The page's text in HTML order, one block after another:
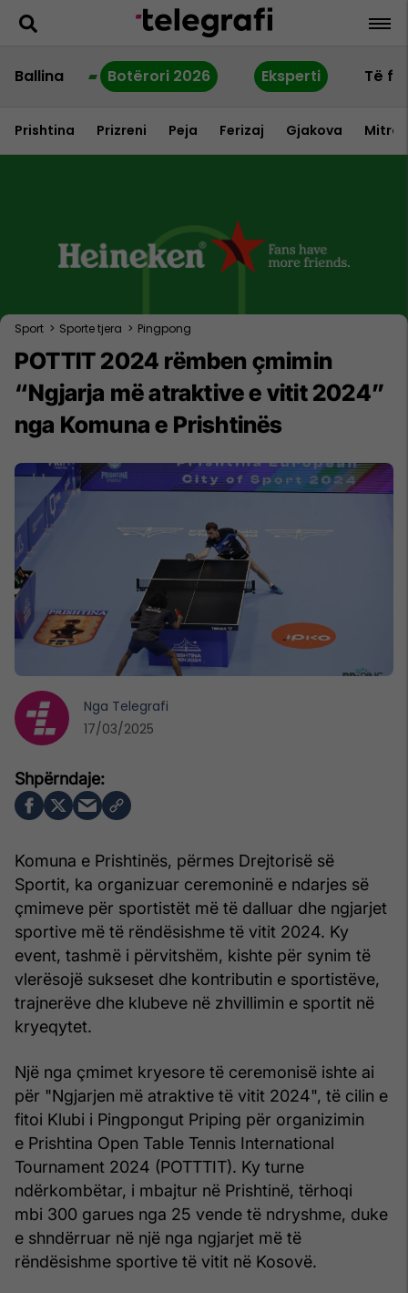
Ballina Botërori 2026 Eksperti Të
Prishtina Prizreni Peja Ferizaj Gjakova
Sport > Sporte tjera > Pingpong
POTTIT 2024 rëmben çmimin
“Ngjarja më atraktive e vitit 2024”
nga Komuna e Prishtinës
Komuna e Prishtinës, përmes Drejtorisë së
Sportit, ka organizuar ceremoninë e ndarjes së
çmimeve për sportistët më të dalluar dhe ngjarjet
sportive më të rëndësishme të vitit 2024. Ky
event, tashmë i përvitshëm, kishte për synim të
vlerësojë sukseset dhe kontributin e sportistëve,
trajnerëve dhe klubeve në zhvillimin e sportit në
kryeqytet.
Një nga çmimet kryesore të ceremonisë ishte ai
për "Ngjarjen më atraktive të vitit 2024", të cilin e
fitoi Klubi i Pingpongut Priping për organizimin
e Prishtina Open Table Tennis International
Tournament 2024 (POTTTIT). Ky turne
ndërkombëtar, i mbajtur në Prishtinë, tërhoqi
mbi 300 garues nga 25 vende të ndryshme, duke
e shndërruar në një nga ngjarjet më të
rëndësishme sportive të vitit në Kosovë.
Nga Telegrafi
17/03/2025